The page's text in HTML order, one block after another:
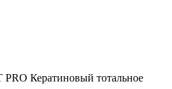
PRO Кератиновый тотальное